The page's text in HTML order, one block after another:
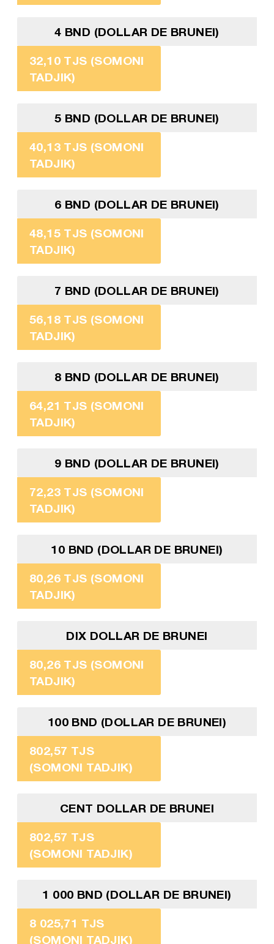
4 BND (DOLLAR DE BRUNEI)
32,10 TJS (SOMONI
TADJIK)
5 BND (DOLLAR DE BRUNEI)
40,13 TJS (SOMONI
TADJIK)
6 BND (DOLLAR DE BRUNEI)
48,15 TJS (SOMONI
TADJIK)
7 BND (DOLLAR DE BRUNEI)
56,18 TJS (SOMONI
TADJIK)
8 BND (DOLLAR DE BRUNEI)
64,21 TJS (SOMONI
TADJIK)
9 BND (DOLLAR DE BRUNEI)
72,23 TJS (SOMONI
TADJIK)
10 BND (DOLLAR DE BRUNEI)
80,26 TJS (SOMONI
TADJIK)
DIX DOLLAR DE BRUNEI
80,26 TJS (SOMONI
TADJIK)
100 BND (DOLLAR DE BRUNEI)
802,57 TJS
(SOMONI TADJIK)
CENT DOLLAR DE BRUNEI
802,57 TJS
(SOMONI TADJIK)
1 000 BND (DOLLAR DE BRUNEI)
8 025,71 TJS
(SOMONI TADJIK)